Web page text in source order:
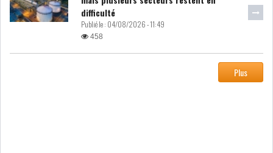
ECONOMIE
difficulté
Publié le : 04/08/2026 - 11:49
458
Plus